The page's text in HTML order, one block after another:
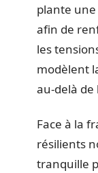
plante une
afin de
les
modèlent
au-delà de
Face à la
résilients
tranquille